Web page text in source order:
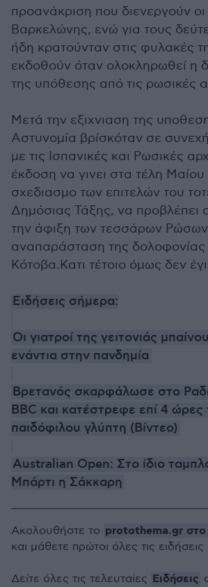
προανάκριση που διενεργούν
Βαρκελώνης, ενώ για τους
ήδη κρατούνταν στις φυλακές
εκδοθούν όταν ολοκληρωθεί η
της υπόθεσης από τις ρωσικές
Μετά την εξιχνιαση της
Αστυνομία βρίσκόταν σε συνεχή
με τις Ισπανικές και Ρωσικές
έκδοση να γινει στα τέλη
σχεδιασμο των επιτελών του
Δημόσιας Τάξης, να προβλέπει
την άφιξη των τεσσάρων
αναπαράσταση της δολοφονίας
Κότοβα.Κατι τέτοιο όμως δεν
Ειδήσεις σήμερα:
Οι γιατροί της γειτονιάς
ενάντια στην πανδημία
Βρετανός σκαρφάλωσε στο
BBC και κατέστρεφε επί 4
παιδόφιλου γλύπτη (Βίντεο)
Australian Open: Στο ίδιο
Μπάρτι η Σάκκαρη
Ακολουθήστε το protothema.gr
και μάθετε πρώτοι όλες τις ειδήσεις
Δείτε όλες τις τελευταίες Ειδήσεις